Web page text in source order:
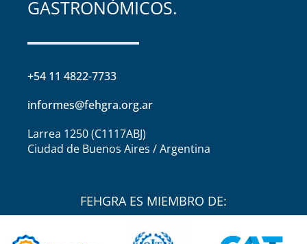
GASTRONÓMICOS.
+54 11 4822-7733
informes@fehgra.org.ar
Larrea 1250 (C1117ABJ)
Ciudad de Buenos Aires / Argentina
FEHGRA ES MIEMBRO DE: